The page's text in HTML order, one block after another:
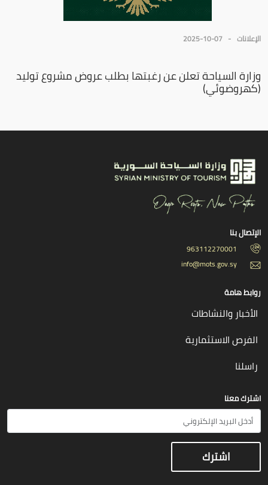
الإعلانات 2025-10-07
وزارة السياحة تعلن عن رغبتها بطلب عروض مشروع توليد
(كهروضوئي)
الإتصال بنا
963112270001
info@mots.gov.sy
روابط هامة
الأخبار والنشاطات
الفرص الاستثمارية
راسلنا
اشترك معنا